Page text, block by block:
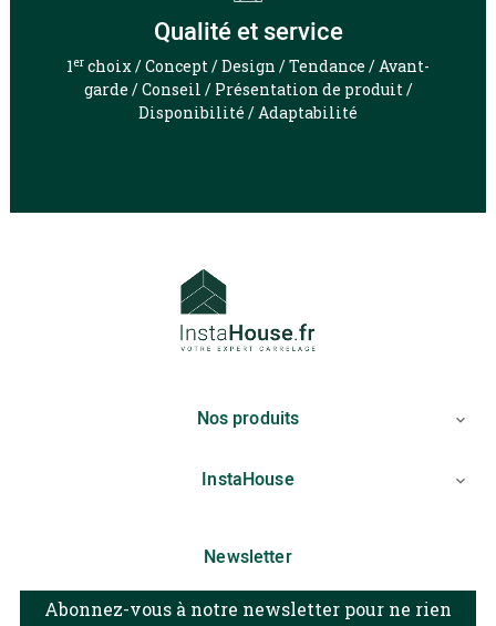
Qualité et service
1er choix / Concept / Design / Tendance / Avant-
garde / Conseil / Présentation de produit /
Disponibilité / Adaptabilité
Nos produits 
InstaHouse 
Newsletter
Abonnez-vous à notre newsletter pour ne rien